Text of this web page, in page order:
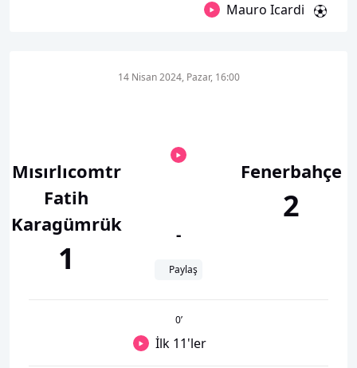
Mauro Icardi
Mısırlıcomtr
Fatih
Karagümrük
1
14 Nisan 2024, Pazar, 16:00
-
Paylaş
Fenerbahçe
2
0’
İlk 11'ler